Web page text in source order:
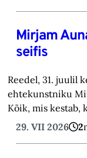
Mirjam
seifis
Reedel, 31. juulil
ehtekunstniku
Kõik, mis kestab,
29. VII 2026
2